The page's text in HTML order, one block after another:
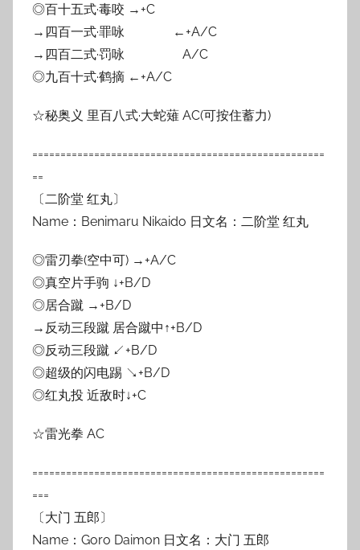
◎百十五式·毒咬 →+C
→四百一式·罪咏 ←+A/C
→四百二式·罚咏 A/C
◎九百十式·鹤摘 ←+A/C
☆秘奥义 里百八式·大蛇薙 AC(可按住蓄力)
====================================================
==
〔二阶堂 红丸〕
Name：Benimaru Nikaido 日文名：二阶堂 红丸
◎雷刃拳(空中可) →+A/C
◎真空片手驹 ↓+B/D
◎居合蹴 →+B/D
→反动三段蹴 居合蹴中↑+B/D
◎反动三段蹴 ↙+B/D
◎超级的闪电踢 ↘+B/D
◎红丸投 近敌时↓+C
☆雷光拳 AC
====================================================
===
〔大门 五郎〕
Name：Goro Daimon 日文名：大门 五郎